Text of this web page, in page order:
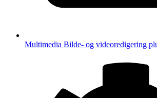
Multimedia Bilde- og videoredigering